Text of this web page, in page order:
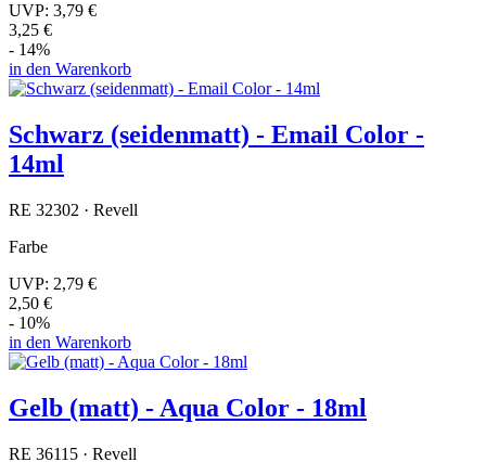
UVP: 3,79 €
3,25 €
- 14%
in den Warenkorb
Schwarz (seidenmatt) - Email Color -
14ml
RE 32302 · Revell
Farbe
UVP: 2,79 €
2,50 €
- 10%
in den Warenkorb
Gelb (matt) - Aqua Color - 18ml
RE 36115 · Revell